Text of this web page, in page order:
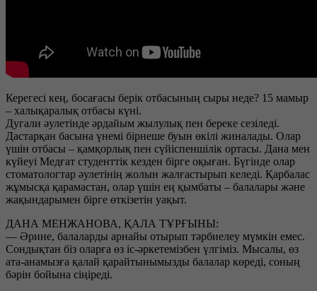
Керегесі кең, босағасы берік отбасының сыры неде? 15 мамыр
– халықаралық отбасы күні.
Дугали әулетінде әрдайым жылулық пен береке сезіледі.
Дастарқан басына үнемі бірнеше буын өкілі жиналады. Олар
үшін отбасы – қамқорлық пен сүйіспеншілік ортасы. Дана мен
күйеуі Медғат студенттік кезден бірге оқыған. Бүгінде олар
стоматологтар әулетінің жолын жалғастырып келеді. Қарбалас
жұмысқа қарамастан, олар үшін ең қымбаты – балалары және
жақындарымен бірге өткізетін уақыт.
ДАНА МЕНЖАНОВА, ҚАЛА ТҰРҒЫНЫ:
— Әрине, балаларды арнайы отырып тәрбиелеу мүмкін емес.
Сондықтан біз оларға өз іс-әркетемізбен үлгіміз. Мысалы, өз
ата-анамызға қалай қарайтынымызды балалар көреді, соның
бәрін бойына сіңіреді.